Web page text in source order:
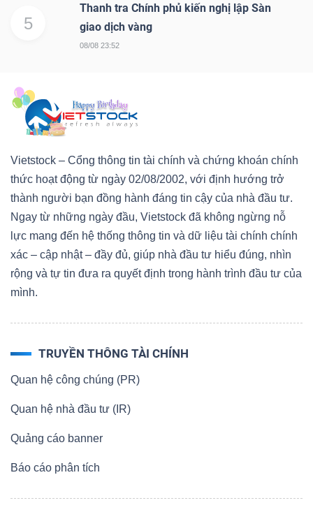
5
Thanh tra Chính phủ kiến nghị lập Sàn
giao dịch vàng
08/08 23:52
Vietstock – Cổng thông tin tài chính và chứng khoán chính
thức hoạt động từ ngày 02/08/2002, với định hướng trở
thành người bạn đồng hành đáng tin cậy của nhà đầu tư.
Ngay từ những ngày đầu, Vietstock đã không ngừng nỗ
lực mang đến hệ thống thông tin và dữ liệu tài chính chính
xác – cập nhật – đầy đủ, giúp nhà đầu tư hiểu đúng, nhìn
rộng và tự tin đưa ra quyết định trong hành trình đầu tư của
mình.
TRUYỀN THÔNG TÀI CHÍNH
Quan hệ công chúng (PR)
Quan hệ nhà đầu tư (IR)
Quảng cáo banner
Báo cáo phân tích